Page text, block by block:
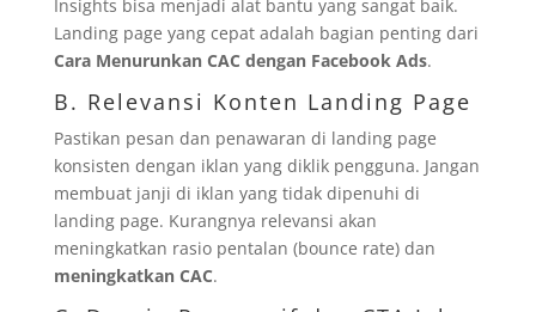
Insights bisa menjadi alat bantu yang sangat baik.
Landing page yang cepat adalah bagian penting dari
Cara Menurunkan CAC dengan Facebook Ads.
B. Relevansi Konten Landing Page
Pastikan pesan dan penawaran di landing page
konsisten dengan iklan yang diklik pengguna. Jangan
membuat janji di iklan yang tidak dipenuhi di
landing page. Kurangnya relevansi akan
meningkatkan rasio pentalan (bounce rate) dan
meningkatkan CAC.